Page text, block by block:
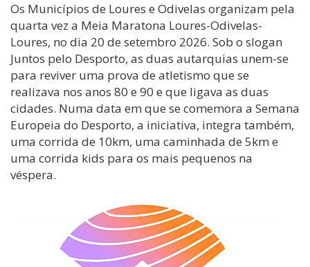
Os Municípios de Loures e Odivelas organizam pela
quarta vez a Meia Maratona Loures-Odivelas-
Loures, no dia 20 de setembro 2026. Sob o slogan
Juntos pelo Desporto, as duas autarquias unem-se
para reviver uma prova de atletismo que se
realizava nos anos 80 e 90 e que ligava as duas
cidades. Numa data em que se comemora a Semana
Europeia do Desporto, a iniciativa, integra também,
uma corrida de 10km, uma caminhada de 5km e
uma corrida kids para os mais pequenos na
véspera.